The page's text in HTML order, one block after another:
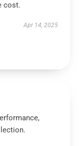
cost.
Apr 14, 2025